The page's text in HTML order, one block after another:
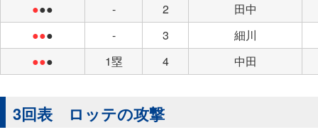
●●● - 2
田中
●●● - 3
細川
●●● 1塁 4 中田
3回表 ロッテの攻撃